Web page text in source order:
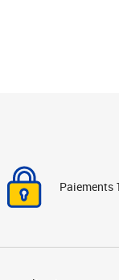
Paiements